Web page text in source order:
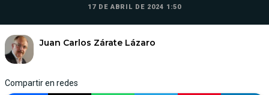
17 DE ABRIL DE 2024 1:50
Juan Carlos Zárate Lázaro
Compartir en redes